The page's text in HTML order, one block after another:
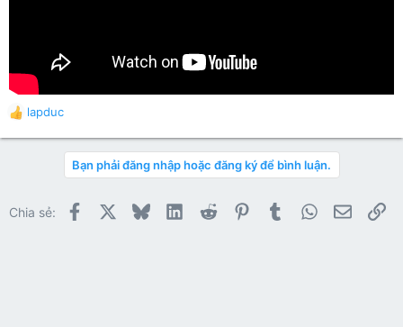
R
e
o
lapduc
Bạn phải đăng nhập hoặc đăng ký để bình luận.
Chia sẻ: Facebook BlueskyLinkedInReddit PinterestTumblrWhatsApp
Email